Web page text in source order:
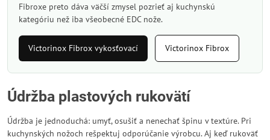
Fibroxe preto dáva väčší zmysel pozrieť aj kuchynskú
kategóriu než iba všeobecné EDC nože.
Victorinox Fibrox vykosťovací Victorinox Fibrox
Údržba plastových rukovätí
Údržba je jednoduchá: umyť, osušiť a nenechať špinu v textúre. Pri
kuchynských nožoch rešpektuj odporúčanie výrobcu. Aj keď rukoväť